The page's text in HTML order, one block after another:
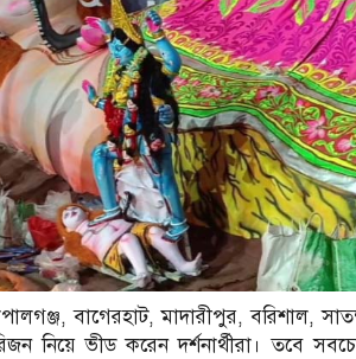
বাগেরহাট, মাদারীপুর, বরিশাল,
নিয়ে ভীড করেন দর্শনার্থীরা। তবে